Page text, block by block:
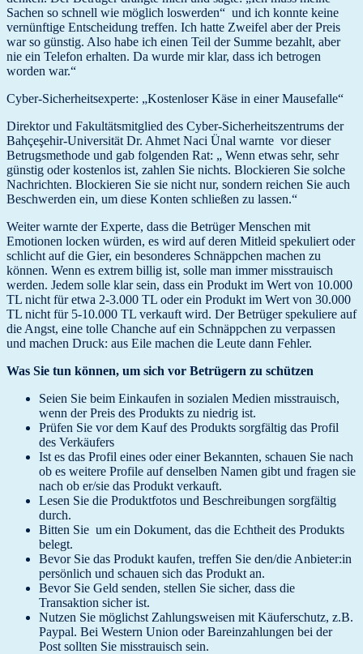
Sachen so schnell wie möglich loswerden“ und ich konnte keine
vernünftige Entscheidung treffen. Ich hatte Zweifel aber der Preis
war so günstig. Also habe ich einen Teil der Summe bezahlt, aber
nie ein Telefon erhalten. Da wurde mir klar, dass ich betrogen
worden war.“
Cyber-Sicherheitsexperte: „Kostenloser Käse in einer Mausefalle“
Direktor und Fakultätsmitglied des Cyber-Sicherheitszentrums der
Bahçeşehir-Universität Dr. Ahmet Naci Ünal warnte vor dieser
Betrugsmethode und gab folgenden Rat: „ Wenn etwas sehr, sehr
günstig oder kostenlos ist, zahlen Sie nichts. Blockieren Sie solche
Nachrichten. Blockieren Sie sie nicht nur, sondern reichen Sie auch
Beschwerden ein, um diese Konten schließen zu lassen.“
Weiter warnte der Experte, dass die Betrüger Menschen mit
Emotionen locken würden, es wird auf deren Mitleid spekuliert oder
schlicht auf die Gier, ein besonderes Schnäppchen machen zu
können. Wenn es extrem billig ist, solle man immer misstrauisch
werden. Jedem solle klar sein, dass ein Produkt im Wert von 10.000
TL nicht für etwa 2-3.000 TL oder ein Produkt im Wert von 30.000
TL nicht für 5-10.000 TL verkauft wird. Der Betrüger spekuliere auf
die Angst, eine tolle Chanche auf ein Schnäppchen zu verpassen
und machen Druck: aus Eile machen die Leute dann Fehler.
Was Sie tun können, um sich vor Betrügern zu schützen
Seien Sie beim Einkaufen in sozialen Medien misstrauisch,
wenn der Preis des Produkts zu niedrig ist.
Prüfen Sie vor dem Kauf des Produkts sorgfältig das Profil
des Verkäufers
Ist es das Profil eines oder einer Bekannten, schauen Sie nach
ob es weitere Profile auf denselben Namen gibt und fragen sie
nach ob er/sie das Produkt verkauft.
Lesen Sie die Produktfotos und Beschreibungen sorgfältig
durch.
Bitten Sie um ein Dokument, das die Echtheit des Produkts
belegt.
Bevor Sie das Produkt kaufen, treffen Sie den/die Anbieter:in
persönlich und schauen sich das Produkt an.
Bevor Sie Geld senden, stellen Sie sicher, dass die
Transaktion sicher ist.
Nutzen Sie möglichst Zahlungsweisen mit Käuferschutz, z.B.
Paypal. Bei Western Union oder Bareinzahlungen bei der
Post sollten Sie misstrauisch sein.